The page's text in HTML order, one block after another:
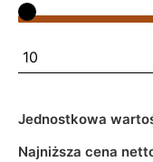
Jednostkowa
Najniższa cena